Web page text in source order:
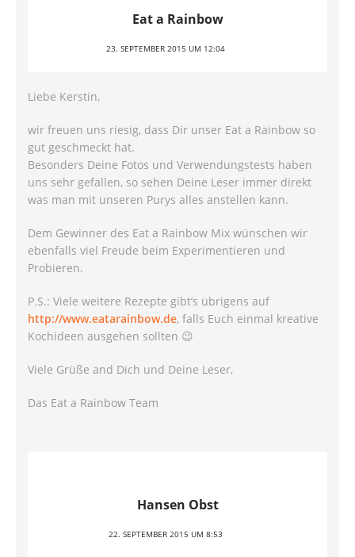
Eat a Rainbow
23. SEPTEMBER 2015 UM 12:04
Liebe Kerstin,
wir freuen uns riesig, dass Dir unser Eat a Rainbow so
gut geschmeckt hat.
Besonders Deine Fotos und Verwendungstests haben
uns sehr gefallen, so sehen Deine Leser immer direkt
was man mit unseren Purys alles anstellen kann.
Dem Gewinner des Eat a Rainbow Mix wünschen wir
ebenfalls viel Freude beim Experimentieren und
Probieren.
P.S.: Viele weitere Rezepte gibt’s übrigens auf
http://www.eatarainbow.de, falls Euch einmal kreative
Kochideen ausgehen sollten 😉
Viele Grüße and Dich und Deine Leser,
Das Eat a Rainbow Team
Hansen Obst
22. SEPTEMBER 2015 UM 8:53